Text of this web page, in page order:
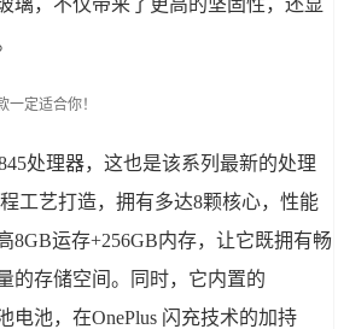
璃，不仅带来了更高的坚固性，还显
处理器，这也是该系列最新的处理
工艺打造，拥有多达8颗核心，性能
8GB运存+256GB内存，让它既拥有畅
的存储空间。同时，它内置的
电池，在OnePlus 闪充技术的加持